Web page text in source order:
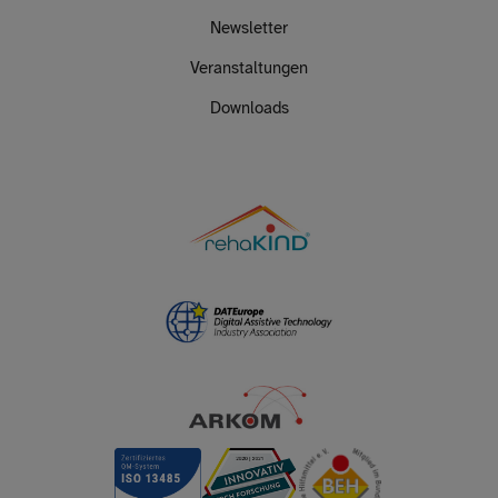
Newsletter
Veranstaltungen
Downloads